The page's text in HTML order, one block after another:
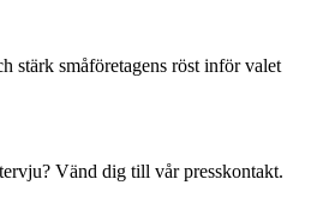
stärk småföretagens röst inför valet
Vänd dig till vår presskontakt.